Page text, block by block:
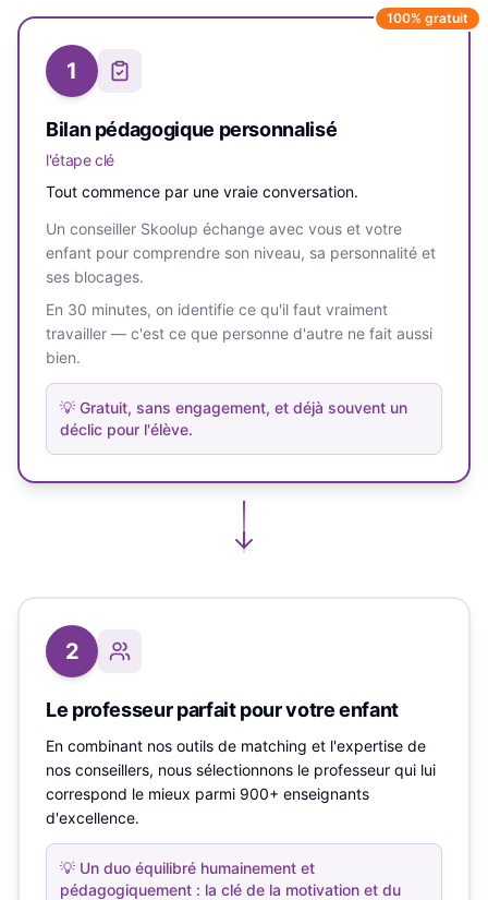
100% gratuit
1
Bilan pédagogique personnalisé
l'étape clé
Tout commence par une vraie conversation.
Un conseiller Skoolup échange avec vous et votre
enfant pour comprendre son niveau, sa personnalité et
ses blocages.
En 30 minutes, on identifie ce qu'il faut vraiment
travailler — c'est ce que personne d'autre ne fait aussi
bien.
💡 Gratuit, sans engagement, et déjà souvent un
déclic pour l'élève.
2
Le professeur parfait pour votre enfant
En combinant nos outils de matching et l'expertise de
nos conseillers, nous sélectionnons le professeur qui lui
correspond le mieux parmi 900+ enseignants
d'excellence.
💡 Un duo équilibré humainement et
pédagogiquement : la clé de la motivation et du